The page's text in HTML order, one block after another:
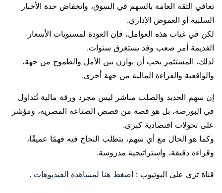
تعافي الثقة العامة بالسهم في السوق، وانخفاض حدة الأخبار
السلبية أو الغموض الإداري.
لكن في غياب هذه العوامل، فإن العودة لمستويات الأسعار
القديمة أمر صعب وقد يستغرق سنوات.
لذلك، المستثمر يجب أن يوازن بين الأمل والطموح من جهة،
والواقعية والقراءة المالية من جهة أخرى.
إن سهم الحديد والصلب مباشر ليس مجرد ورقة مالية تُتداول
في البورصة، بل هو قصة من قصص الصناعة المصرية، ومؤشر
على تحولات اقتصادية كبرى.
وكما هو الحال مع أي سهم، يتطلب النجاح فيه فهمًا عميقًا،
وقراءة دقيقة، واستراتيجية مدروسة.
قناة ثري على اليوتيوب : اضغط هنا لمشاهدة الفيديوهات .